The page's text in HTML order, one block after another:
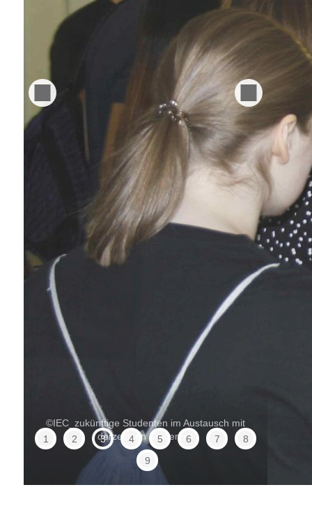
©IEC_zukünftige Studenten im Austausch mit
derzeitigen Studenten
1 2 3 4 5 6 7
8
9